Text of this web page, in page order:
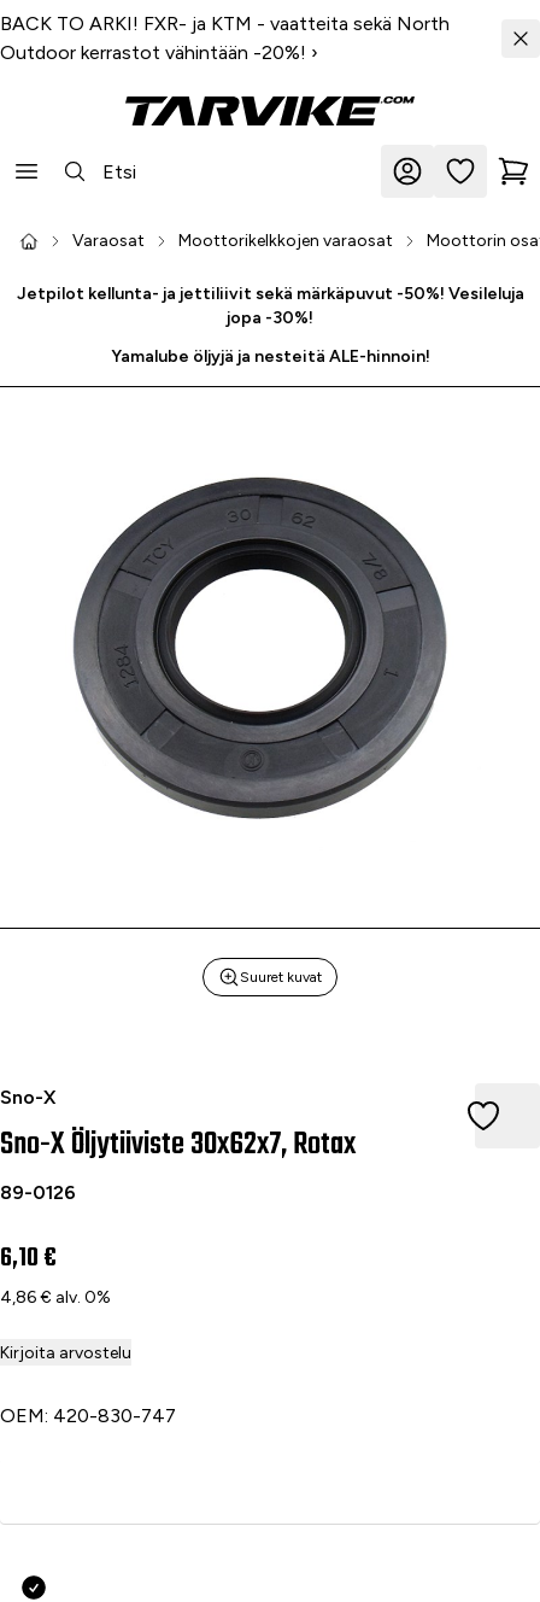
BACK TO ARKI! FXR- ja KTM - vaatteita sekä North
Outdoor kerrastot vähintään -20%! ›
Varaosat Moottorikelkkojen varaosat Moottorin
Jetpilot kellunta- ja jettiliivit sekä märkäpuvut -50%! Vesileluja
jopa -30%!
Yamalube öljyjä ja nesteitä ALE-hinnoin!
Suuret kuvat
Sno-X
Sno-X Öljytiiviste 30x62x7, Rotax
Sno-X Öljytiiviste 30x62x7, Rotax
89-0126
6,10 €
4,86 € alv. 0%
Kirjoita arvostelu
OEM: 420-830-747